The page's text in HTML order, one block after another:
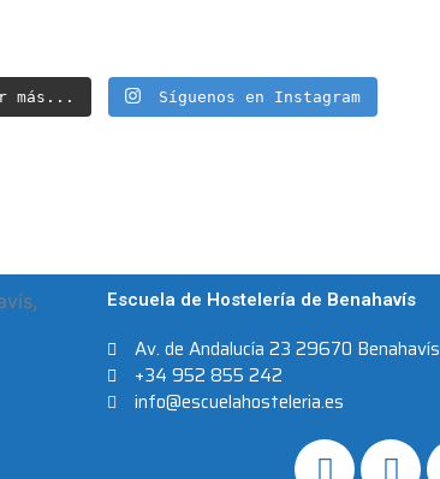
más... Síguenos en Instagram
Escuela de Hostelería de Benahavís
Av. de Andalucía 23 29670 Benahavís
+34 952 855 242
info@escuelahosteleria.es